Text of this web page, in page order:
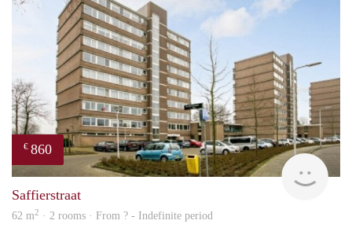
€ 860
Saffierstraat
62 m2 · 2 rooms · From ? - Indefinite period